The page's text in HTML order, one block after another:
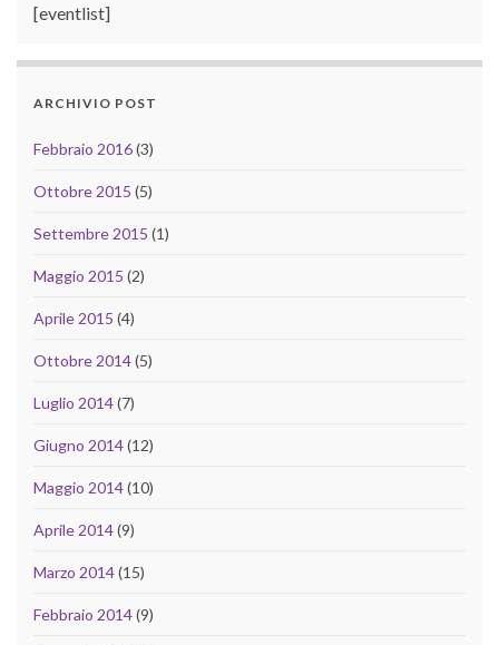
[eventlist]
ARCHIVIO POST
Febbraio 2016(3)
Ottobre 2015 (5)
Settembre 2015 (1)
Maggio 2015 (2)
Aprile 2015 (4)
Ottobre 2014(5)
Luglio 2014(7)
Giugno 2014(12)
Maggio 2014(10)
Aprile 2014(9)
Marzo 2014(15)
Febbraio 2014(9)